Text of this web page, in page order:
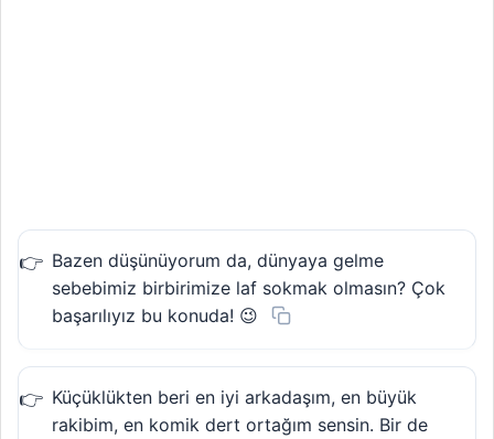
Bazen düşünüyorum da, dünyaya gelme
sebebimiz birbirimize laf sokmak olmasın? Çok
başarılıyız bu konuda! 😉
Küçüklükten beri en iyi arkadaşım, en büyük
rakibim, en komik dert ortağım sensin. Bir de